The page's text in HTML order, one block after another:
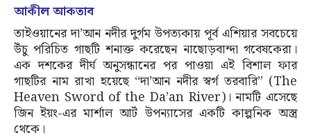
আকীল আকতাব
তাইওয়ানের দা’আন নদীর দুর্গম উপত্যকায় পূর্ব এশিয়ার সবচেয়ে
উঁচু পরিচিত গাছটি শনাক্ত করেছেন নাছোড়বান্দা গবেষকেরা।
এক দশকের দীর্ঘ অনুসন্ধানের পর পাওয়া এই বিশাল ফার
গাছটির নাম রাখা হয়েছে “দা’আন নদীর স্বর্গ তরবারি” (The
Heaven Sword of the Da’an River)। নামটি এসেছে
জিন ইয়ং-এর মার্শাল আর্ট উপন্যাসের একটি কাল্পনিক অস্ত্র
থেকে।